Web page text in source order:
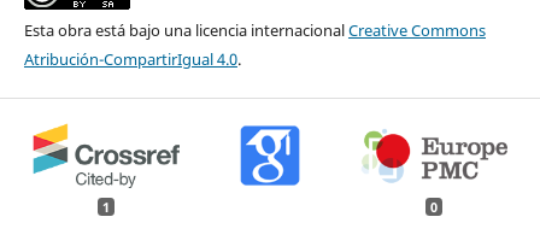
Esta obra está bajo una licencia internacionalCreative Commons
Atribución-CompartirIgual 4.0.
1 0